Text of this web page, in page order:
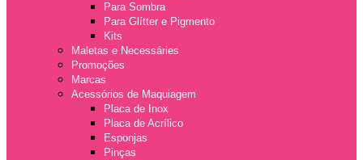
Para Sombra
Para Glítter e Pigmento
Kits
Maletas e Necessáries
Promoções
Marcas
Acessórios de Maquiagem
Placa de Inox
Placa de Acrílico
Esponjas
Pinças